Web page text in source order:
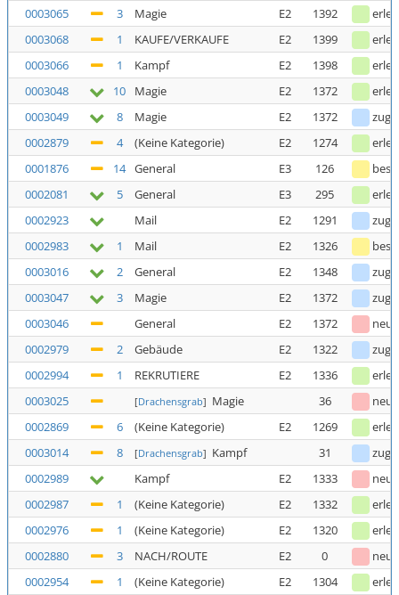
0003065
3 Magie E2 1392
0003068
1 KAUFE/VERKAUFE E2 1399
0003066
1 Kampf E2 1398
0003048
10 Magie E2 1372
0003049
8 Magie E2 1372
0002879
4 (Keine Kategorie) E2 1274
0001876
14 General E3 126
0002081
5 General E3 295
0002923
Mail E2 1291
0002983
1 Mail E2 1326
0003016
2 General E2 1348
0003047
3 Magie E2 1372
0003046
General E2 1372
neu
0002979
2 Gebäude E2 1322
0002994
1 REKRUTIERE E2 1336
0003025
[Drachensgrab] Magie 36
neu
0002869
6 (Keine Kategorie) E2 1269
0003014
8 [Drachensgrab] Kampf 31
0002989
Kampf E2 1333
neu
0002987
1 (Keine Kategorie) E2 1332
0002976
1 (Keine Kategorie) E2 1320
0002880
3 NACH/ROUTE E2 0
neu
0002954
1 (Keine Kategorie) E2 1304